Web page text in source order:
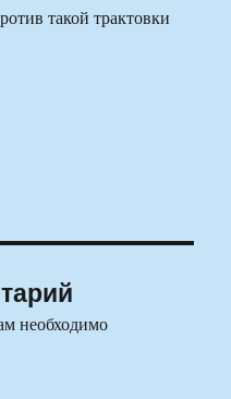
такой трактовки
необходимо